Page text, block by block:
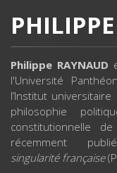
Philippe RAYNAUD
l'Université
l’Institut
philosophie
constitutionnelle
récemment
singularité française